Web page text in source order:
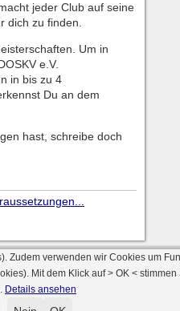
jeder Club auf seine
dich zu finden.
Um in
e.V.
in bis zu 4
Du an dem
hast, schreibe doch
- 2026 skat-spielen.de
501.088 ·
verwenden wir Cookies um
Mit dem Klick auf> OK <stimmen
Details ansehen